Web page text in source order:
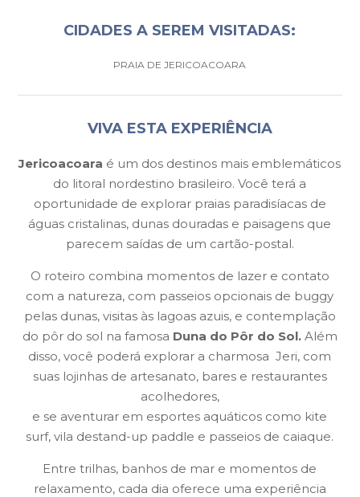
CIDADES A SEREM VISITADAS:
PRAIA DE JERICOACOARA
VIVA ESTA EXPERIÊNCIA
Jericoacoara é um dos destinos mais emblemáticos
do litoral nordestino brasileiro. Você terá a
oportunidade de explorar praias paradisíacas de
águas cristalinas, dunas douradas e paisagens que
parecem saídas de um cartão-postal.
O roteiro combina momentos de lazer e contato
com a natureza, com passeios opcionais de buggy
pelas dunas, visitas às lagoas azuis, e contemplação
do pôr do sol na famosa Duna do Pôr do Sol.Além
disso, você poderá explorar a charmosa Jeri, com
suas lojinhas de artesanato, bares e restaurantes
acolhedores,
e se aventurar em esportes aquáticos como kite
surf, vila destand-up paddle e passeios de caiaque.
Entre trilhas, banhos de mar e momentos de
relaxamento, cada dia oferece uma experiência